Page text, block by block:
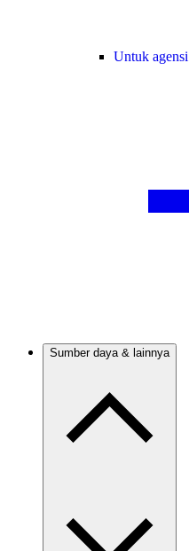
Untuk agensi
Sumber daya & lainnya